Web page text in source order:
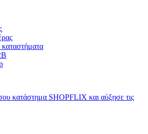
κατάστημα SHOPFLIX και αύξησε τις